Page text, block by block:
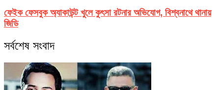
ফেইক ফেসবুক অ্যাকাউন্ট খুলে কুৎসা রটনার অভিযোগ, বিশ্বনাথে থানায়
জিডি
সর্বশেষ সংবাদ